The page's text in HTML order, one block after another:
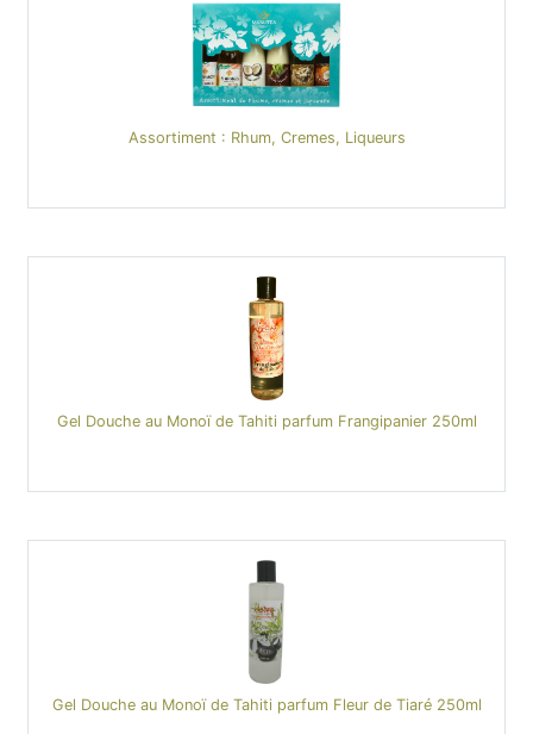
Assortiment : Rhum, Cremes, Liqueurs
Gel Douche au Monoï de Tahiti parfum Frangipanier 250ml
Gel Douche au Monoï de Tahiti parfum Fleur de Tiaré 250ml